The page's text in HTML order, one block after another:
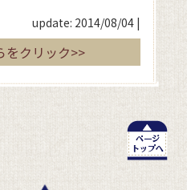
update: 2014/08/04 |
をクリック>>